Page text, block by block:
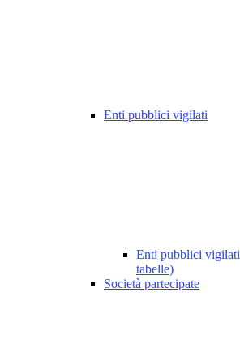
Enti pubblici vigilati
Enti pubblici
tabelle)
Società partecipate